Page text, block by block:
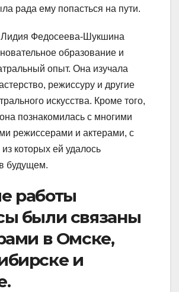
рада ему попасться на пути.
Лидия Федосеева-Шукшина
образование и
опыт. Она изучала
режиссуру и другие
искусства. Кроме того,
познакомилась с многими
режиссерами и актерами, с
которых ей удалось
будущем.
работы
были связаны
в Омске,
и